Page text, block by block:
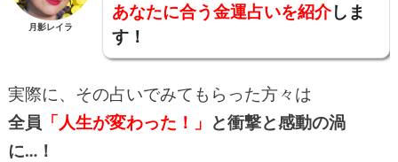
月影レイラ
あなたに合う金運占いを紹介しま
す！
実際に、その占いでみてもらった方々は
全員 「人生が変わった！」 と衝撃と感動の渦
に…！